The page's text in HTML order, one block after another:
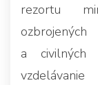
rezortu
a civilných